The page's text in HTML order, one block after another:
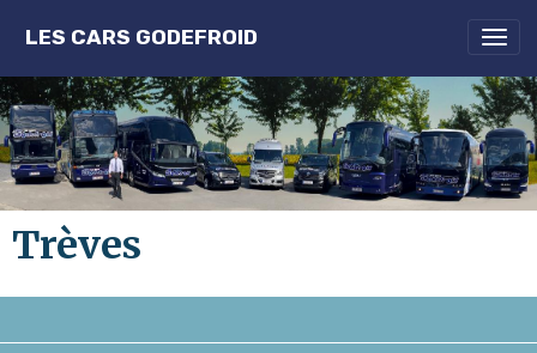
LES CARS GODEFROID
Trèves